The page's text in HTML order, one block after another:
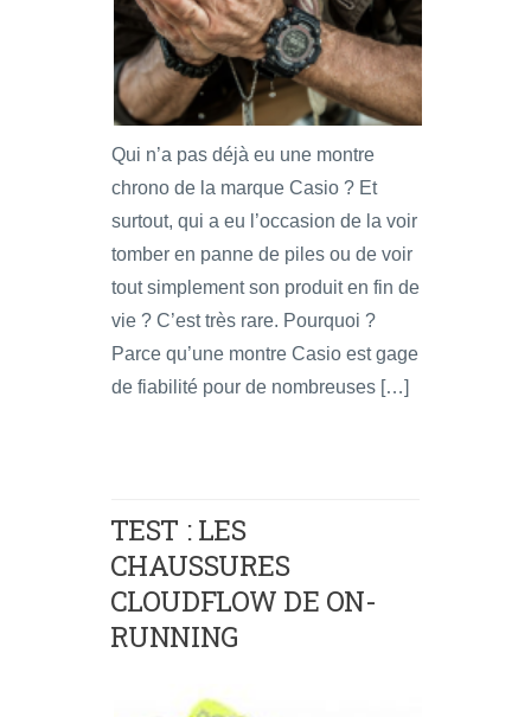
Qui n’a pas déjà eu une montre
chrono de la marque Casio ? Et
surtout, qui a eu l’occasion de la voir
tomber en panne de piles ou de voir
tout simplement son produit en fin de
vie ? C’est très rare. Pourquoi ?
Parce qu’une montre Casio est gage
de fiabilité pour de nombreuses […]
TEST : LES
CHAUSSURES
CLOUDFLOW DE ON-
RUNNING